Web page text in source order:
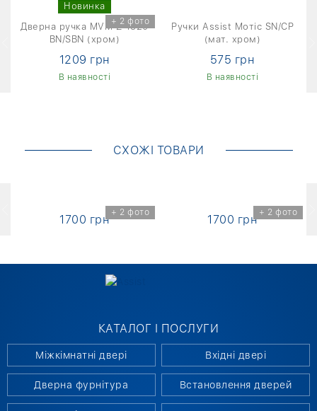
Новинка
+ 2 фото
Дверна ручка MVM Z-1320
BN/SBN (хром)
1209 грн
В наявності
Ручки Assist Мотіс SN/CP
(мат. хром)
575 грн
В наявності
СХОЖІ ТОВАРИ
+ 2 фото
1700 грн
+ 2 фото
1700 грн
КАТАЛОГ І ПОСЛУГИ
Міжкімнатні двері Вхідні двері
Дверна фурнітура Встановлення дверей